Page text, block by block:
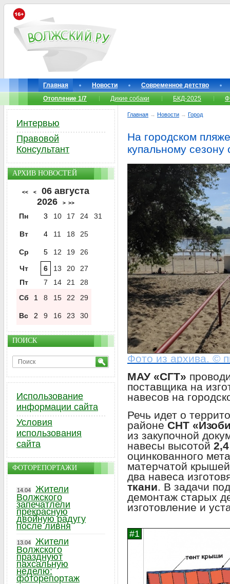
Главная Новости
Современное детство
Отопление 1/7
Дикие собаки БКД-2025
Главная → Новости → Город
На городском
купальному
Фото из архива. ©
МАУ «СГТ»
поставщика на
навесов на
Речь идет о
районе СНТ
из закупочной
навесы высотой
оцинкованного
матерчатой
два навеса
ткани. В задачи
демонтаж старых
изготовление и
Интервью
Правовой
Консультант
АРХИВ НОВОСТЕЙ
<< <
06 августа
2026
> >>
Пн 3 10 17 24 31
Вт 4 11 18 25
Ср 5 12 19
26
Чт
6 13 20
27
Пт
7 14 21
28
Сб
1 8 15 22 29
Вс 2 9 16 23 30
ПОИСК
Использование
информации сайта
Условия
использования
сайта
ФОТОРЕПОРТАЖИ
14.04
Жители
Волжского
запечатлели
прекрасную
двойную радугу
после ливня
13.04
Жители
Волжского
празднуют
пахсальную
неделю:
фоторепортаж